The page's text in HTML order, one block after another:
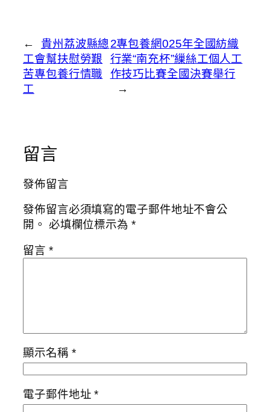
←
貴州荔波縣總
工會幫扶慰勞艱
苦專包養行情職
工
2專包養網025年全國紡織
行業“南充杯”繅絲工個人工
作技巧比賽全國決賽舉行
→
留言
發佈留言
發佈留言必須填寫的電子郵件地址不會公
開。 必填欄位標示為 *
留言 *
顯示名稱 *
電子郵件地址*